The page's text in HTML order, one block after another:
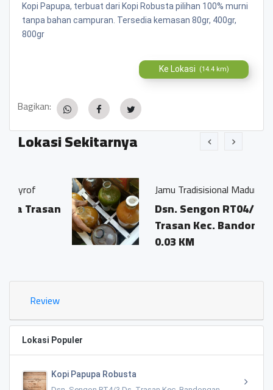
Kopi Papupa, terbuat dari Kopi Robusta pilihan 100% murni
tanpa bahan campuran. Tersedia kemasan 80gr, 400gr,
800gr
Ke Lokasi (14.4 km)
Bagikan:
Lokasi Sekitarnya
Jamu Tradisisional Madun
Dsn. Sengon RT04/03 Ds.
Trasan Kec. Bandongan
0.03 KM
Review
Lokasi Populer
Kopi Papupa Robusta